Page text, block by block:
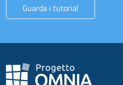
Guarda i tutorial